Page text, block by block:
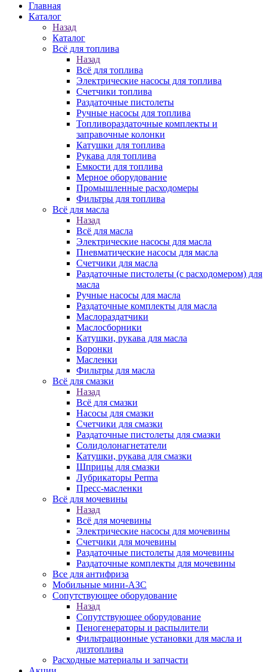
Главная
Каталог
Назад
Каталог
Всё для топлива
Назад
Всё для топлива
Электрические насосы для топлива
Счетчики топлива
Раздаточные пистолеты
Ручные насосы для топлива
Топливораздаточные комплекты и
заправочные колонки
Катушки для топлива
Рукава для топлива
Емкости для топлива
Мерное оборудование
Промышленные расходомеры
Фильтры для топлива
Всё для масла
Назад
Всё для масла
Электрические насосы для масла
Пневматические насосы для масла
Счетчики для масла
Раздаточные пистолеты (с расходомером) для
масла
Ручные насосы для масла
Раздаточные комплекты для масла
Маслораздатчики
Маслосборники
Катушки, рукава для масла
Воронки
Масленки
Фильтры для масла
Всё для смазки
Назад
Всё для смазки
Насосы для смазки
Счетчики для смазки
Раздаточные пистолеты для смазки
Солидолонагнетатели
Катушки, рукава для смазки
Шприцы для смазки
Лубрикаторы Perma
Пресс-масленки
Всё для мочевины
Назад
Всё для мочевины
Электрические насосы для мочевины
Счетчики для мочевины
Раздаточные пистолеты для мочевины
Раздаточные комплекты для мочевины
Все для антифриза
Мобильные мини-АЗС
Сопутствующее оборудование
Назад
Сопутствующее оборудование
Пеногенераторы и распылители
Фильтрационные установки для масла и
дизтоплива
Расходные материалы и запчасти